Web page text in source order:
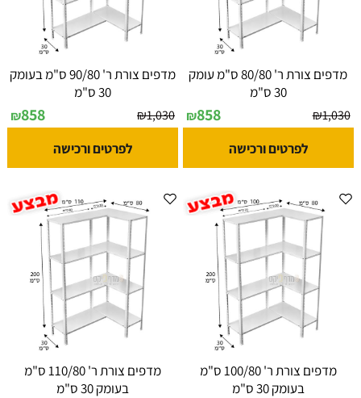
מדפים צורת ר' 80/80 ס"מ עומק
30 ס"מ
₪1,030
₪858
לפרטים ורכישה
מדפים צורת ר' 90/80 ס"מ בעומק
30 ס"מ
₪1,030
₪858
לפרטים ורכישה
מדפים צורת ר' 100/80 ס"מ
בעומק 30 ס"מ
מדפים צורת ר' 110/80 ס"מ
בעומק 30 ס"מ